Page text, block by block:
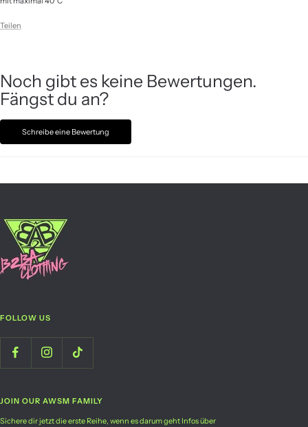
Teilen
Noch gibt es keine Bewertungen.
Fängst du an?
Schreibe eine Bewertung
FOLLOW US
JOIN OUR AWSM FAMILY
Sichere dir jetzt die erste Reihe, wenn es darum geht Infos über